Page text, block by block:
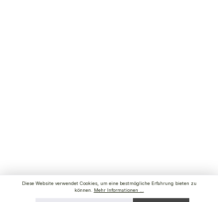
Diese Website verwendet Cookies, um eine bestmögliche Erfahrung bieten zu
können.
Mehr Informationen ...